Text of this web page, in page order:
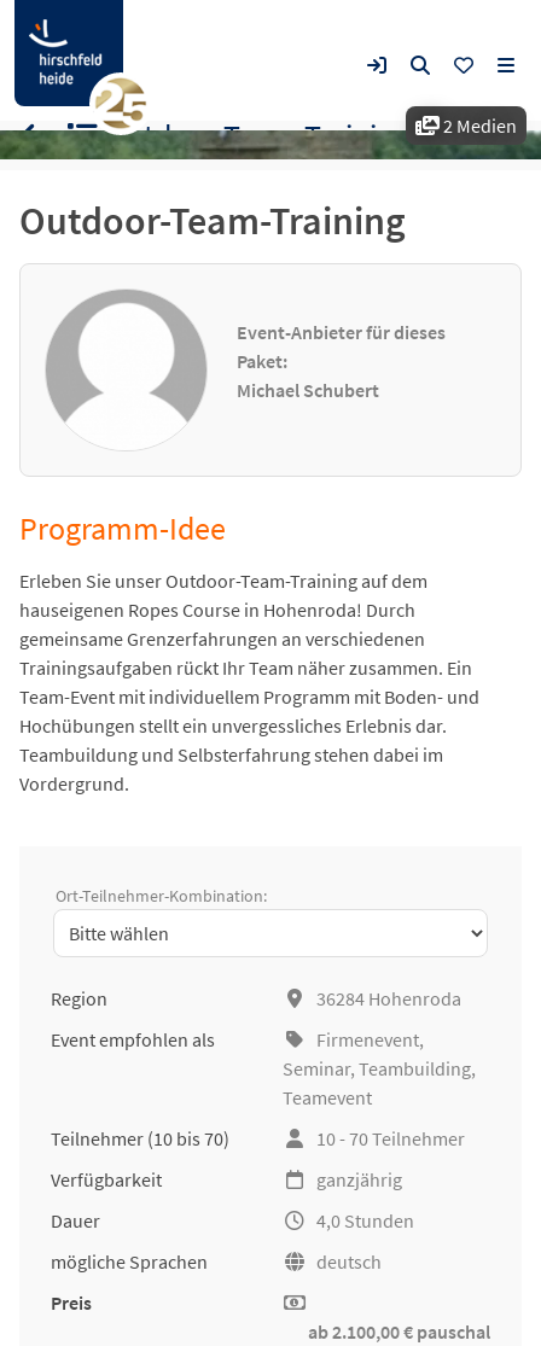
2 Medien
Outdoor-Team-Training
Event-Anbieter für dieses
Paket:
Michael Schubert
Outdoor-Team-Training
Programm-Idee
Erleben Sie unser Outdoor-Team-Training auf dem
hauseigenen Ropes Course in Hohenroda! Durch
gemeinsame Grenzerfahrungen an verschiedenen
Trainingsaufgaben rückt Ihr Team näher zusammen. Ein
Team-Event mit individuellem Programm mit Boden- und
Hochübungen stellt ein unvergessliches Erlebnis dar.
Teambuildung und Selbsterfahrung stehen dabei im
Vordergrund.
Ort-Teilnehmer-Kombination:
Region
36284 Hohenroda
Event empfohlen als
Firmenevent,
Seminar, Teambuilding,
Teamevent
Teilnehmer (10 bis 70)
10 - 70 Teilnehmer
Verfügbarkeit
ganzjährig
Dauer
4,0 Stunden
mögliche Sprachen
deutsch
Preis
ab 2.100,00 € pauschal